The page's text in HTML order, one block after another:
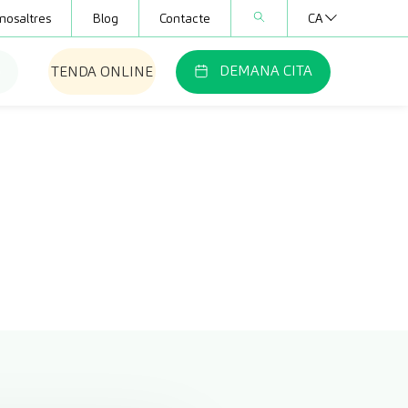
Blog Contacte CA
TENDA ONLINE DEMANA CITA